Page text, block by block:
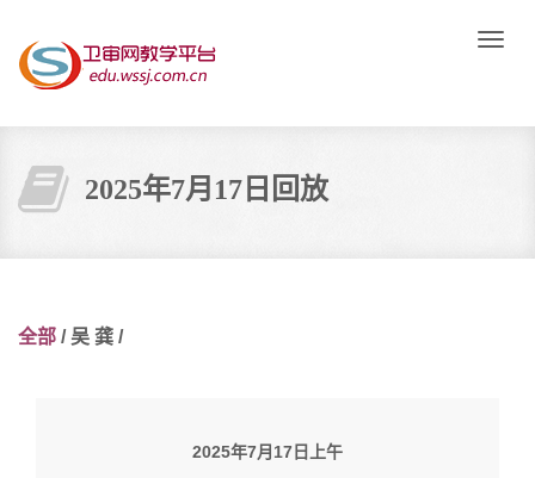
Toggle
2025年7月17日回放
全部 / 吴 龚 /
2025年7月17日上午